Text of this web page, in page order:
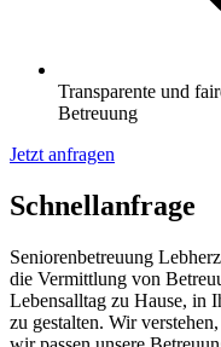
Transparente und
Betreuung
Jetzt anfragen
Schnell­anfrage
Seniorenbetreuung
die Vermittlung von
Lebensalltag zu Hause, in
zu gestalten. Wir